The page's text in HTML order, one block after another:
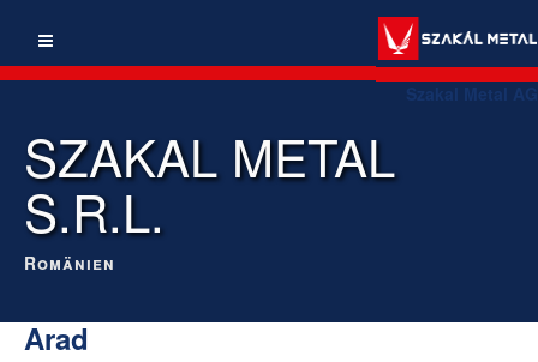
Szakal Metal AG
SZAKAL METAL
S.R.L.
Romänien
Arad